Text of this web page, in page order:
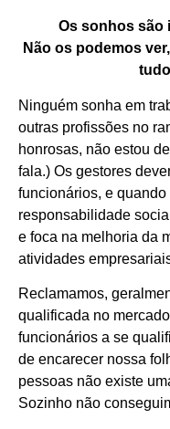
Os sonhos são
Não os podemos
Ninguém sonha em
outras profissões no
honrosas, não estou
fala.) Os gestores
funcionários, e
responsabilidade
e foca na melhoria da
atividades
Reclamamos,
qualificada no
funcionários a se
de encarecer nossa
pessoas não existe
Sozinho não